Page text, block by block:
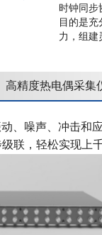
时钟同步
目的是
力，组建
高精度热电偶采集
、噪声、冲击和
联，轻松实现上